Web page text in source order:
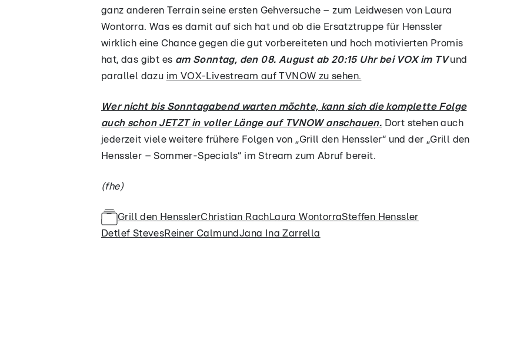
ganz anderen Terrain seine ersten Gehversuche – zum Leidwesen von Laura
Wontorra. Was es damit auf sich hat und ob die Ersatztruppe für Henssler
wirklich eine Chance gegen die gut vorbereiteten und hoch motivierten Promis
hat, das gibt es am Sonntag, den 08. August ab 20:15 Uhr bei VOX im TVund
parallel dazu im VOX-Livestream auf TVNOW zu sehen.
Wer nicht bis Sonntagabend warten möchte, kann sich die komplette Folge
auch schon JETZT in voller Länge auf TVNOW anschauen. Dort stehen auch
jederzeit viele weitere frühere Folgen von „Grill den Henssler“ und der „Grill den
Henssler – Sommer-Specials“ im Stream zum Abruf bereit.
(fhe)
Grill den HensslerChristian Rach Laura WontorraSteffen Henssler
Detlef StevesReiner Calmund Jana Ina Zarrella